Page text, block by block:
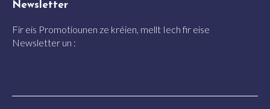
Newsletter
Fir eis Promotiounen ze kréien, mellt Iech fir eise
Newsletter un :